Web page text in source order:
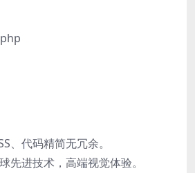
、代码精简无冗余。
先进技术，高端视觉体验。